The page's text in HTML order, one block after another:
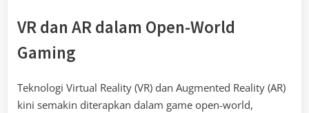
VR dan AR dalam Open-World
Gaming
Teknologi Virtual Reality (VR) dan Augmented Reality (AR)
kini semakin diterapkan dalam game open-world,